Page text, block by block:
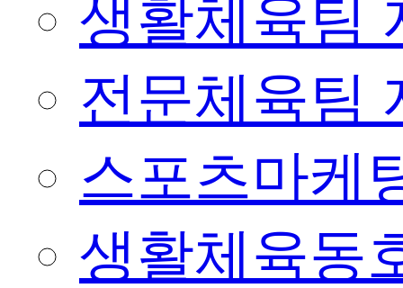
생활체육팀
전문체육팀
스포츠마케
생활체육동